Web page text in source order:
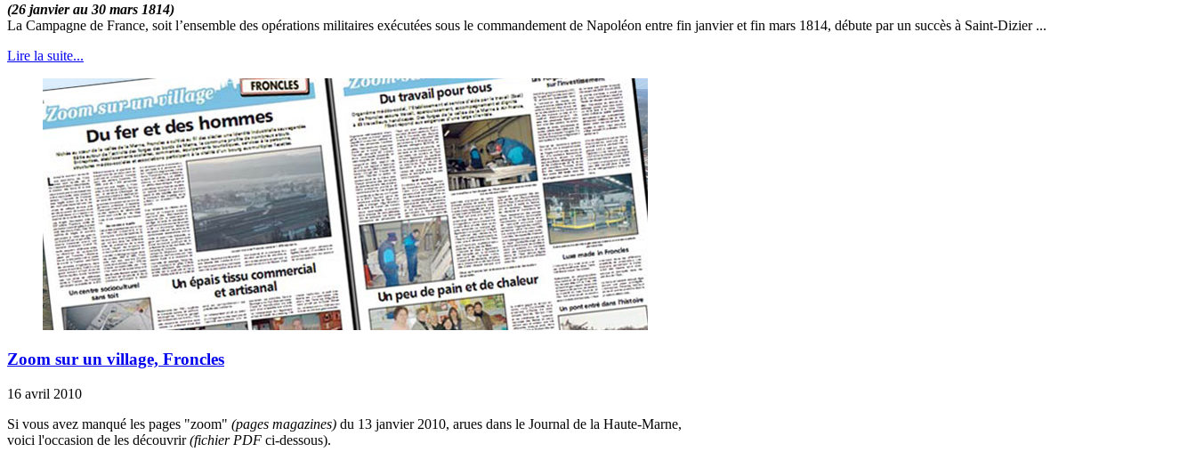
(26 janvier au 30 mars 1814)
La Campagne de France, soit l’ensemble des opérations militaires exécutées sous le commandement de Napoléon entre fin janvier et fin mars 1814, débute par un succès à Saint-Dizier ...
Lire la suite...
Zoom sur un village, Froncles
16 avril 2010
Si vous avez manqué les pages "zoom" (pages magazines) du 13 janvier 2010, arues dans le Journal de la Haute-Marne,
voici l'occasion de les découvrir(fichier PDF ci-dessous).